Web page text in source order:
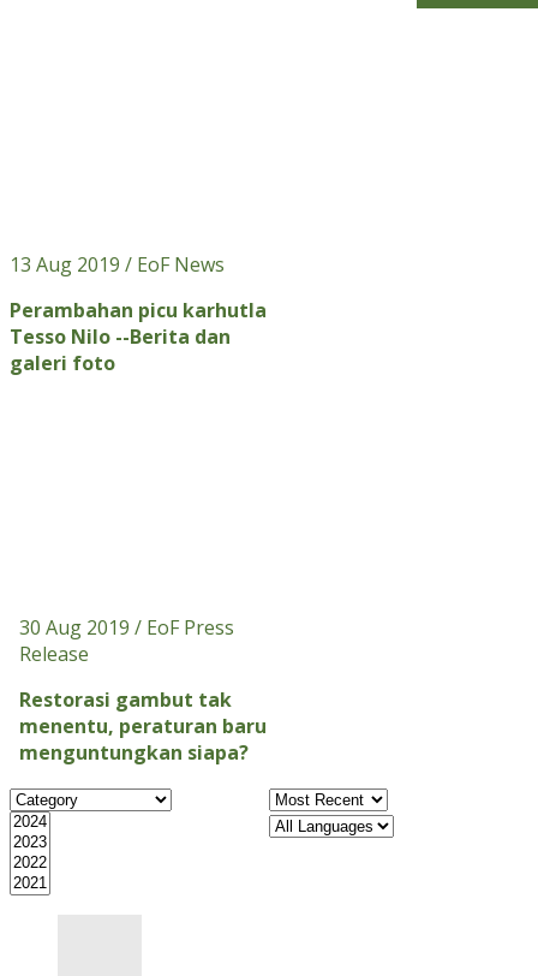
13 Aug 2019 / EoF News
Perambahan picu karhutla
Tesso Nilo --Berita dan
galeri foto
30 Aug 2019 / EoF Press
Release
Restorasi gambut tak
menentu, peraturan baru
menguntungkan siapa?